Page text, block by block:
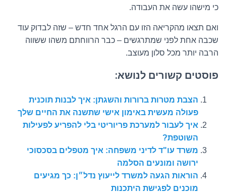
כי מישהו עשה את העבודה.
ואם תצאו מהקריאה הזו עם הרגל אחד חדש – שזה לבדוק עוד
שכבה אחת לפני שמתרגשים – כבר הרווחתם משהו ששווה
הרבה יותר מכל סלון מעוצב.
פוסטים קשורים לנושא:
הצבת מטרות ברורות והשגתן: איך לבנות תוכנית
פעולה מעשית באימון אישי שתשנה את החיים שלך
איך לעבור למערכת פריוריטי בלי להפריע לפעילות
השוטפת?
משרד עו"ד לדיני משפחה: איך מטפלים בסכסוכי
ירושה ומונעים הסלמה
הוראות הגעה למשרד לייעוץ נדל״ן: כך מגיעים
מוכנים לפגישת היתכנות